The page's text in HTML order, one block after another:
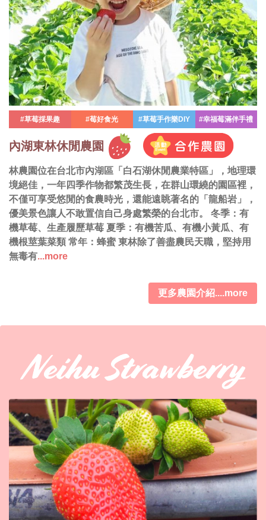
#草莓採果趣 #莓好食光 #草莓手作樂DIY #幸福莓滿伴手禮
內湖東林休閒農園
林農園位在台北市內湖區「白石湖休閒農業特區」，地理環
境絕佳，一年四季作物都繁茂生長，在群山環繞的園區裡，
不僅可享受悠閒的食農時光，還能遠眺著名的「龍船岩」，
優美景色讓人不敢置信自己身處繁榮的台北市。 冬季：有
機草莓、生產履歷草莓 夏季：有機苦瓜、有機小黃瓜、有
機根莖葉菜類 常年：蜂蜜 東林除了善盡農民天職，堅持用
無毒有...more
更多農園介紹....more